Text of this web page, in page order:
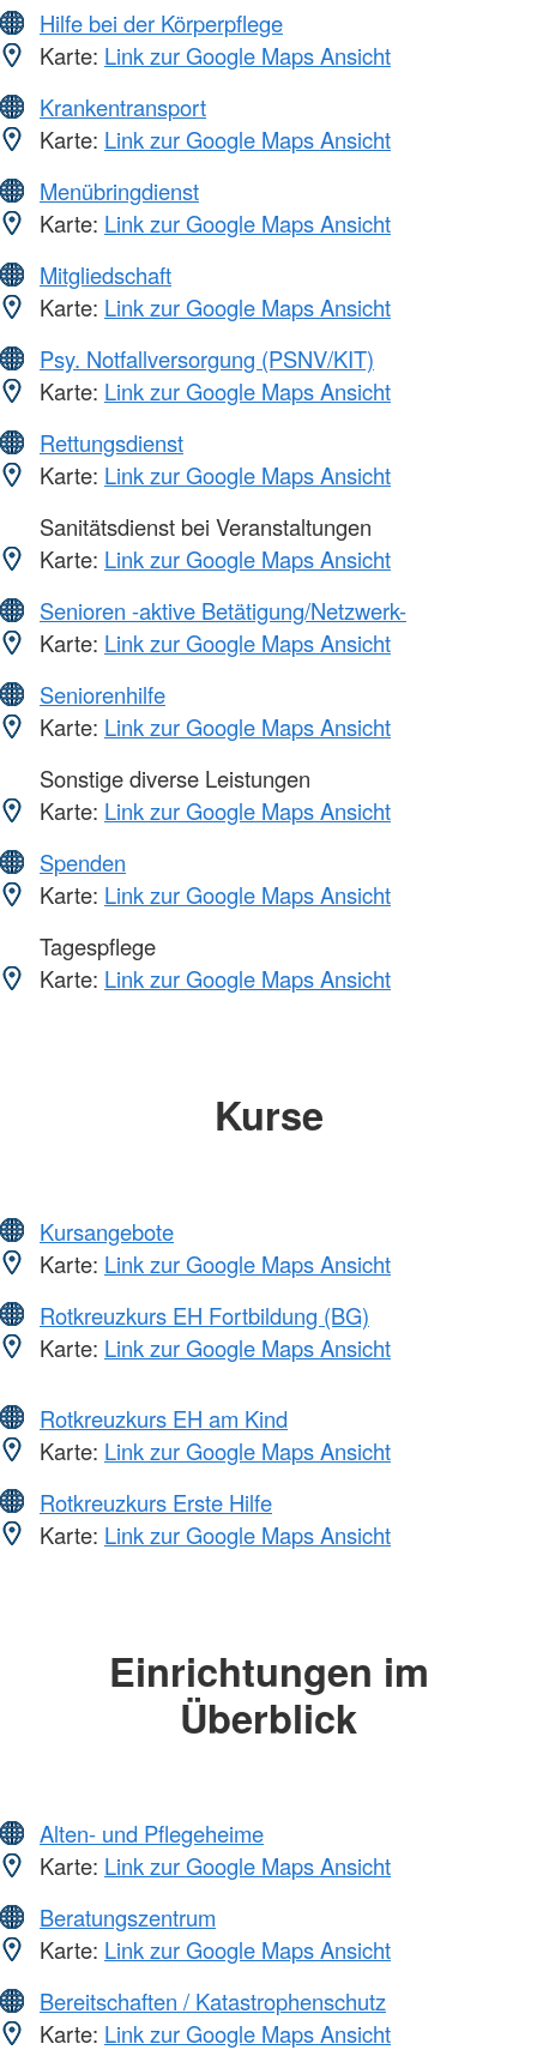
Hilfe bei der Körperpflege
Karte: Link zur Google Maps Ansicht
Krankentransport
Karte: Link zur Google Maps Ansicht
Menübringdienst
Karte: Link zur Google Maps Ansicht
Mitgliedschaft
Karte: Link zur Google Maps Ansicht
Psy. Notfallversorgung (PSNV/KIT)
Karte: Link zur Google Maps Ansicht
Rettungsdienst
Karte: Link zur Google Maps Ansicht
Sanitätsdienst bei Veranstaltungen
Karte: Link zur Google Maps Ansicht
Senioren -aktive Betätigung/Netzwerk-
Karte: Link zur Google Maps Ansicht
Seniorenhilfe
Karte: Link zur Google Maps Ansicht
Sonstige diverse Leistungen
Karte: Link zur Google Maps Ansicht
Spenden
Karte: Link zur Google Maps Ansicht
Tagespflege
Karte: Link zur Google Maps Ansicht
Kurse
Kursangebote
Karte: Link zur Google Maps Ansicht
Rotkreuzkurs EH Fortbildung (BG)
Karte: Link zur Google Maps Ansicht
Rotkreuzkurs EH am Kind
Karte: Link zur Google Maps Ansicht
Rotkreuzkurs Erste Hilfe
Karte: Link zur Google Maps Ansicht
Einrichtungen im
Überblick
Alten- und Pflegeheime
Karte: Link zur Google Maps Ansicht
Beratungszentrum
Karte: Link zur Google Maps Ansicht
Bereitschaften / Katastrophenschutz
Karte: Link zur Google Maps Ansicht